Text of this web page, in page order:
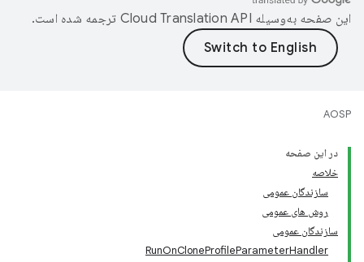
این صفحه به‌وسیله ترجمه شده است.
AOSP
در این صفحه
خلاصه
سازندگان عمومی
روش های عمومی
سازندگان عمومی
RunOnCloneProfileParameterHandler